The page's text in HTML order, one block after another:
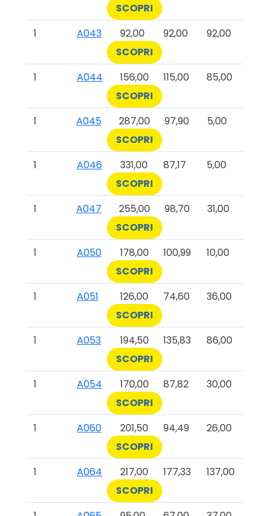
SCOPRI
1
A043 92,00 92,00
92,00
SCOPRI
1
A044 156,00 115,00
85,00
SCOPRI
1
A045 287,00 97,90
5,00
SCOPRI
1
A046 331,00 87,17
5,00
SCOPRI
1
A047 255,00 98,70
31,00
SCOPRI
1
A050 178,00 100,99
10,00
SCOPRI
1
A051 126,00 74,60
36,00
SCOPRI
1
A053 194,50 135,83
86,00
SCOPRI
1
A054 170,00 87,82
30,00
SCOPRI
1
A060 201,50 94,49
26,00
SCOPRI
1
A064 217,00 177,33
137,00
SCOPRI